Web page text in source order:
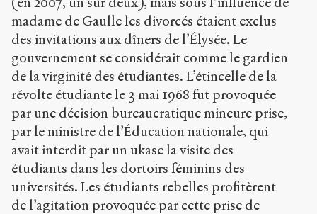
madame de Gaulle les divorcés étaient exclus
des invitations aux dîners de l’Élysée. Le
gouvernement se considérait comme le gardien
de la virginité des étudiantes. L’étincelle de la
révolte étudiante le 3 mai 1968 fut provoquée
par une décision bureaucratique mineure prise,
par le ministre de l’Éducation nationale, qui
avait interdit par un ukase la visite des
étudiants dans les dortoirs féminins des
universités. Les étudiants rebelles profitèrent
de l’agitation provoquée par cette prise de